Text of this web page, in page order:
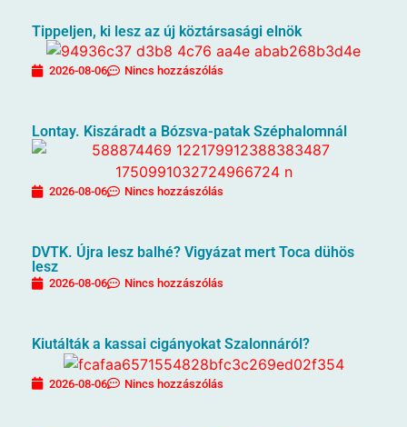
Tippeljen, ki lesz az új köztársasági elnök
2026-08-06 Nincs hozzászólás
Lontay. Kiszáradt a Bózsva-patak Széphalomnál
2026-08-06 Nincs hozzászólás
DVTK. Újra lesz balhé? Vigyázat mert Toca dühös
lesz
2026-08-06 Nincs hozzászólás
Kiutálták a kassai cigányokat Szalonnáról?
2026-08-06 Nincs hozzászólás